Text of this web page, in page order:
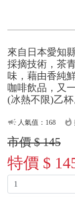
來自日本愛知
採摘技術，茶
味，藉由香純
咖啡飲品，又
(冰熱不限)乙杯
campaign 人氣值：168 whatshot
市價 $ 145
特價 $